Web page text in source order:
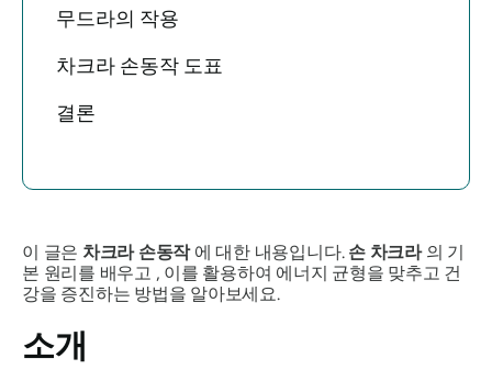
무드라의 작용
차크라 손동작 도표
결론
이 글은 차크라 손동작에 대한 내용입니다. 손 차크라의 기
본 원리를 배우고 , 이를 활용하여 에너지 균형을 맞추고 건
강을 증진하는 방법을 알아보세요.
소개